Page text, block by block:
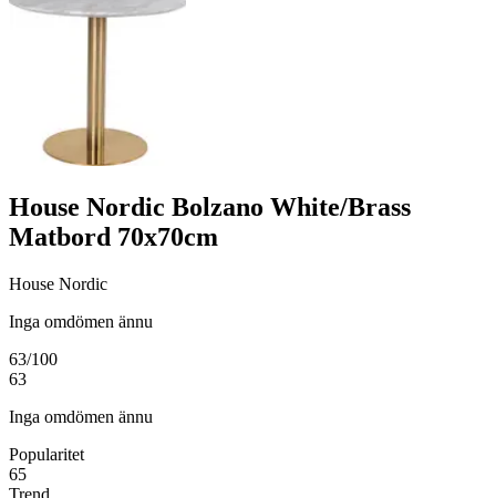
House Nordic Bolzano White/Brass
Matbord 70x70cm
House Nordic
Inga omdömen ännu
63/100
63
Inga omdömen ännu
Popularitet
65